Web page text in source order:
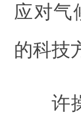
应对气
的科技
许